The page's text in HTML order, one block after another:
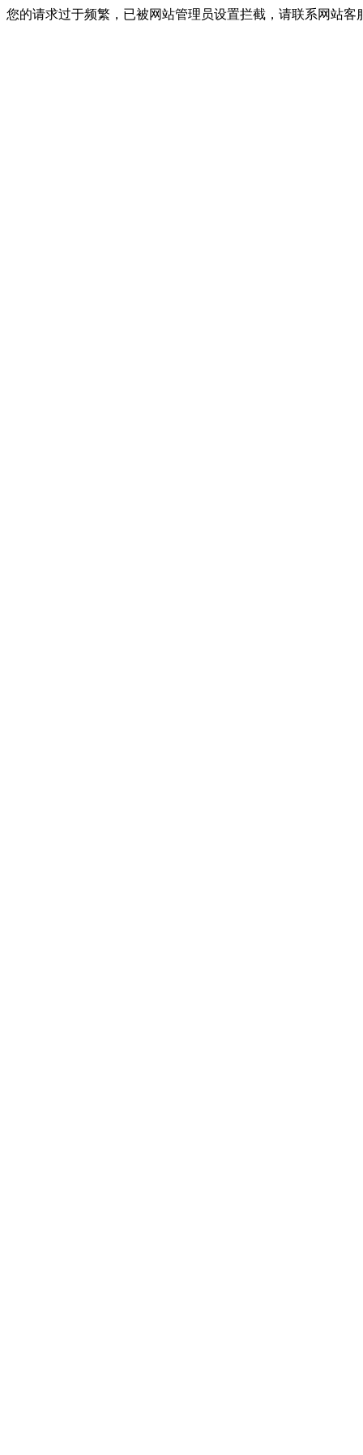
您的请求过于频繁，已被网站管理员设置拦截，请联系网站客